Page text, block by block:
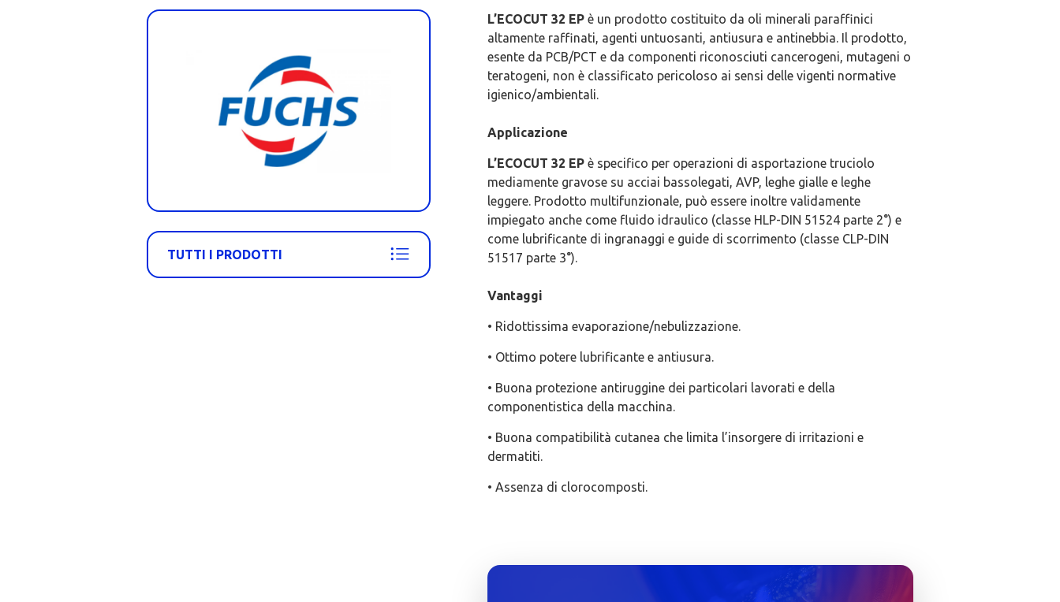
TUTTI I PRODOTTI
L’ECOCUT 32 EP è un prodotto costituito da oli minerali paraffinici
altamente raffinati, agenti untuosanti, antiusura e antinebbia. Il prodotto,
esente da PCB/PCT e da componenti riconosciuti cancerogeni, mutageni o
teratogeni, non è classificato pericoloso ai sensi delle vigenti normative
igienico/ambientali.
Applicazione
L’ECOCUT 32 EP è specifico per operazioni di asportazione truciolo
mediamente gravose su acciai bassolegati, AVP, leghe gialle e leghe
leggere. Prodotto multifunzionale, può essere inoltre validamente
impiegato anche come fluido idraulico (classe HLP-DIN 51524 parte 2°) e
come lubrificante di ingranaggi e guide di scorrimento (classe CLP-DIN
51517 parte 3°).
Vantaggi
• Ridottissima evaporazione/nebulizzazione.
• Ottimo potere lubrificante e antiusura.
• Buona protezione antiruggine dei particolari lavorati e della
componentistica della macchina.
• Buona compatibilità cutanea che limita l’insorgere di irritazioni e
dermatiti.
• Assenza di clorocomposti.